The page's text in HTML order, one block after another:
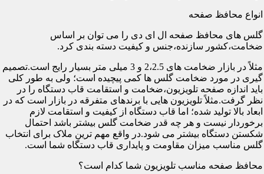
انواع محافظ صفحه
گلس های محافظ صفحه ال ای دی را می توان بر اساس
ضخامت،کشور سازنده،جنس و کیفیت دسته بندی کرد.
مثلاً در بازار ضخامت های 2،2.5 و 3 میلی متر بسیار رایج است.تصمیم
گیری در مورد ضخامت گلس ها کمی پیچیده است؛ ولی به طور کلی
باید اندازه صفحه تلویزیون،ضخامت و استقامت قاب دستگاه را در
نظر گرفت.مثلاً تلویزیون هایی با برندهای متفرقه در بازار است که در
ابعاد بالا تولید شده؛ اما قاب دستگاه از کیفیت و استقامت لازم
برخوردار نیست و هر چه قدر ضخامت گلس بیشتر باشد احتمال
شکستن دستگاه بیشتر می شود.در واقع مهم ترین ملاک برای انتخاب
گلس مناسب میزان مقاومت و پایداری قاب دستگاه شما است.
محافظ صفحه مناسب تلویزیون شما کدام است؟